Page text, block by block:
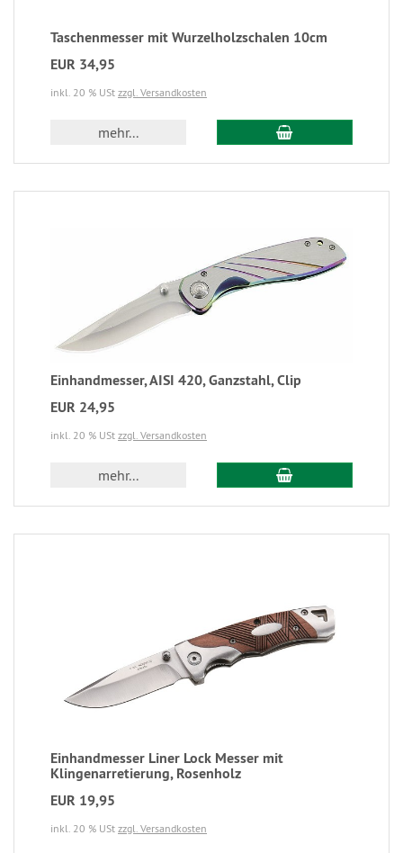
Taschenmesser mit Wurzelholzschalen 10cm
EUR 34,95
inkl. 20 % USt zzgl. Versandkosten
mehr...
Einhandmesser, AISI 420, Ganzstahl, Clip
EUR 24,95
inkl. 20 % USt zzgl. Versandkosten
mehr...
Einhandmesser Liner Lock Messer mit
Klingenarretierung, Rosenholz
EUR 19,95
inkl. 20 % USt zzgl. Versandkosten